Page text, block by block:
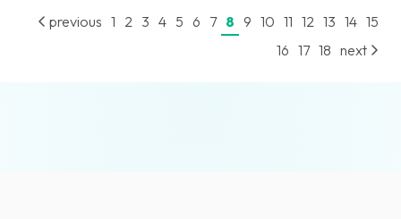
previous 1 2 3 4 5 6 7 8 9 10 11 12 13 14 15
16 17 18 next